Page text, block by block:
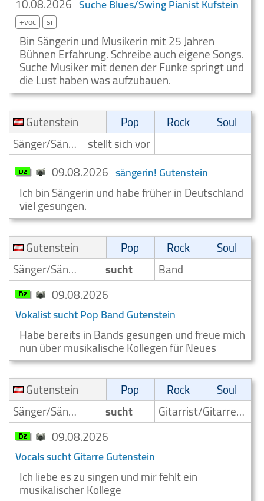
Suche Blues/Swing Pianist Kufstein
+voc si
Bin Sängerin und Musikerin mit 25 Jahren
Bühnen Erfahrung. Schreibe auch eigene Songs.
Suche Musiker mit denen der Funke springt und
die Lust haben was aufzubauen.
Gutenstein
Pop Rock
Soul
Sänger/Sängerin stellt sich vor
09.08.2026 sängerin! Gutenstein
Ich bin Sängerin und habe früher in Deutschland
viel gesungen.
Gutenstein
Pop Rock
Soul
Sänger/Sängerin
sucht
Band
09.08.2026
Vokalist sucht Pop Band Gutenstein
Habe bereits in Bands gesungen und freue mich
nun über musikalische Kollegen für Neues
Gutenstein
Pop Rock
Soul
Sänger/Sängerin
sucht
Gitarrist/Gitarrenspieler
09.08.2026
Vocals sucht Gitarre Gutenstein
Ich liebe es zu singen und mir fehlt ein
musikalischer Kollege